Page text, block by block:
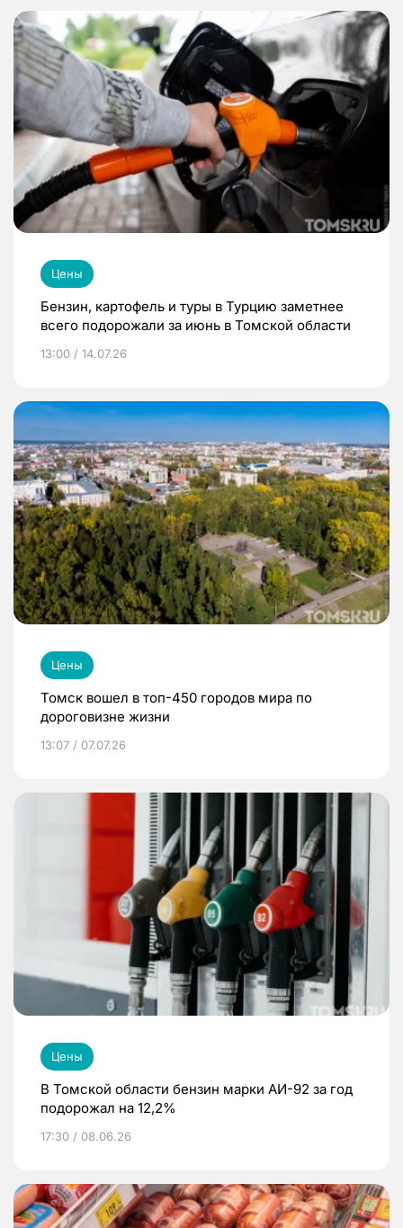
Цены
Бензин, картофель и туры в Турцию заметнее
всего подорожали за июнь в Томской области
13:00 / 14.07.26
Цены
Томск вошел в топ-450 городов мира по
дороговизне жизни
13:07 / 07.07.26
Цены
В Томской области бензин марки АИ-92 за год
подорожал на 12,2%
17:30 / 08.06.26